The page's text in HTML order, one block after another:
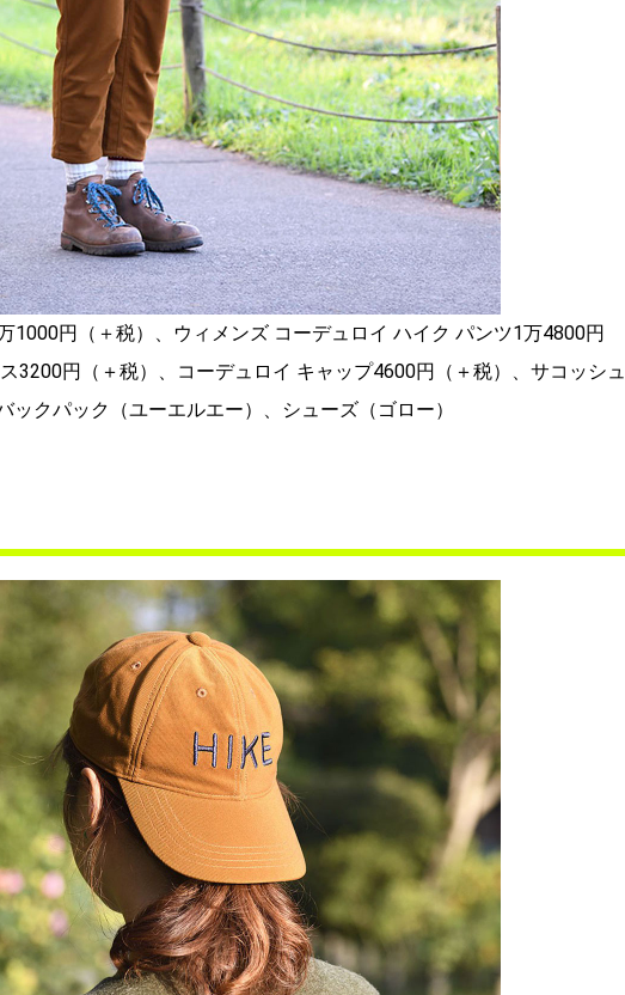
1000円（＋税）、ウィメンズ コーデュロイ ハイク パンツ1万4800円
3200円（＋税）、コーデュロイ キャップ4600円（＋税）、サコッシュ
クパック（ユーエルエー）、シューズ（ゴロー）